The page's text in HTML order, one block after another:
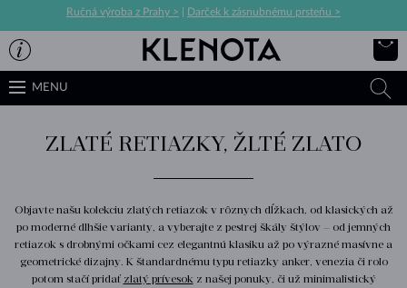
Ručná výroba z Prahy > Darček k zásnubnému prsteňu >
MENU
ZLATÉ RETIAZKY, ŽLTÉ ZLATO
Objavte našu kolekciu zlatých retiazok v rôznych dĺžkach, od klasických až
po moderné dlhšie varianty, a vyberajte z pestrej škály štýlov – od jemných
retiazok s drobnými očkami cez elegantnú klasiku až po výrazné masívne a
geometrické dizajny. K štandardnému typu retiazky anker, venezia či rolo
potom stačí pridať zlatý prívesokz našej ponuky, či už minimalistický